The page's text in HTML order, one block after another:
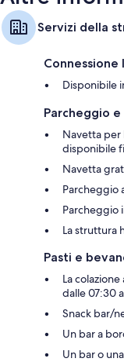
Servizi della
Disponibile
Parcheggio
Navetta per
disponibile
Navetta
Parcheggio
Parcheggio
La struttura
Pasti e
La
dalle 07:30
Snack bar/
Un bar a
Un bar o